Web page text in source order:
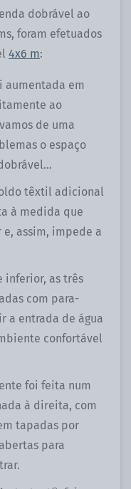
dobrável ao
foram efetuados
4x6 m:
aumentada em
ao
de uma
o espaço
têxtil adicional
à medida que
assim, impede a
inferior, as três
com para-
a entrada de água
confortável
foi feita num
à direita, com
tapadas por
para